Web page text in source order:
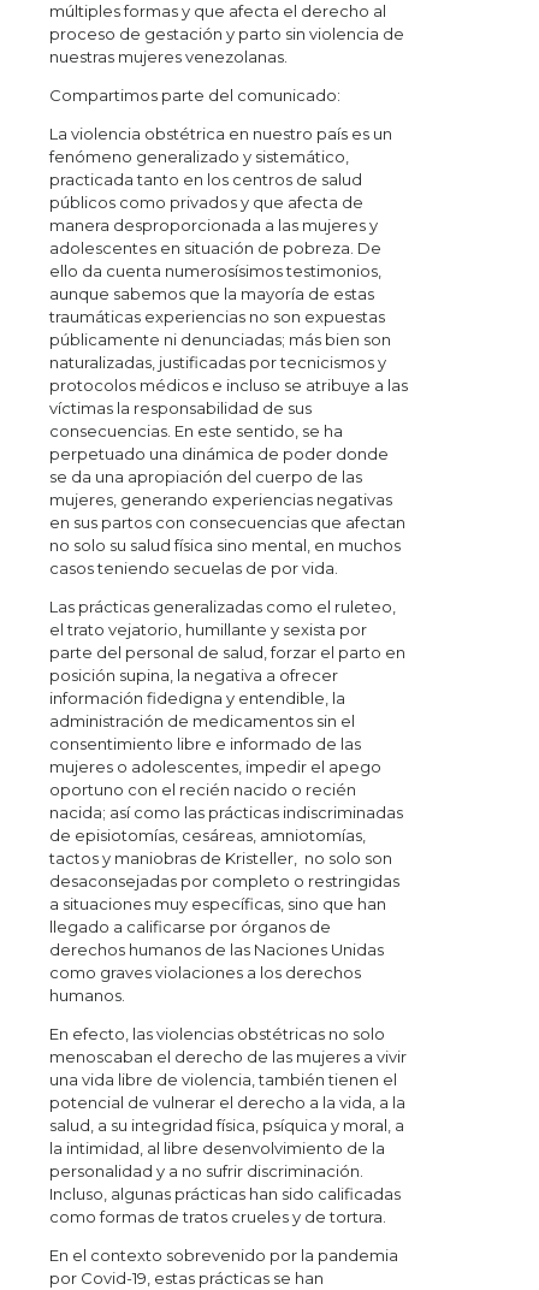
múltiples formas y que afecta el derecho al
proceso de gestación y parto sin violencia de
nuestras mujeres venezolanas.
Compartimos parte del comunicado:
La violencia obstétrica en nuestro país es un
fenómeno generalizado y sistemático,
practicada tanto en los centros de salud
públicos como privados y que afecta de
manera desproporcionada a las mujeres y
adolescentes en situación de pobreza. De
ello da cuenta numerosísimos testimonios,
aunque sabemos que la mayoría de estas
traumáticas experiencias no son expuestas
públicamente ni denunciadas; más bien son
naturalizadas, justificadas por tecnicismos y
protocolos médicos e incluso se atribuye a las
víctimas la responsabilidad de sus
consecuencias. En este sentido, se ha
perpetuado una dinámica de poder donde
se da una apropiación del cuerpo de las
mujeres, generando experiencias negativas
en sus partos con consecuencias que afectan
no solo su salud física sino mental, en muchos
casos teniendo secuelas de por vida.
Las prácticas generalizadas como el ruleteo,
el trato vejatorio, humillante y sexista por
parte del personal de salud, forzar el parto en
posición supina, la negativa a ofrecer
información fidedigna y entendible, la
administración de medicamentos sin el
consentimiento libre e informado de las
mujeres o adolescentes, impedir el apego
oportuno con el recién nacido o recién
nacida; así como las prácticas indiscriminadas
de episiotomías, cesáreas, amniotomías,
tactos y maniobras de Kristeller, no solo son
desaconsejadas por completo o restringidas
a situaciones muy específicas, sino que han
llegado a calificarse por órganos de
derechos humanos de las Naciones Unidas
como graves violaciones a los derechos
humanos.
En efecto, las violencias obstétricas no solo
menoscaban el derecho de las mujeres a vivir
una vida libre de violencia, también tienen el
potencial de vulnerar el derecho a la vida, a la
salud, a su integridad física, psíquica y moral, a
la intimidad, al libre desenvolvimiento de la
personalidad y a no sufrir discriminación.
Incluso, algunas prácticas han sido calificadas
como formas de tratos crueles y de tortura.
En el contexto sobrevenido por la pandemia
por Covid-19, estas prácticas se han